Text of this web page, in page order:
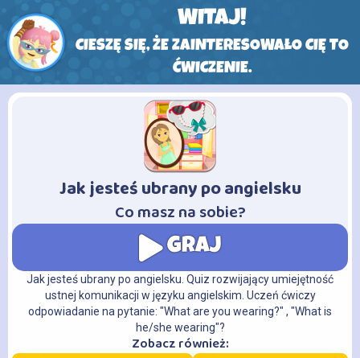
WITAJ!
CIESZĘ SIĘ, ŻE ZAINTERESOWAŁO CIĘ TO
ĆWICZENIE.
Jak jesteś ubrany po angielsku
- Co masz na sobie?
GRAJ
Jak jesteś ubrany po angielsku. Quiz rozwijający umiejętność
ustnej komunikacji w języku angielskim. Uczeń ćwiczy
odpowiadanie na pytanie: "What are you wearing?" , "What is
he/she wearing"?
Zobacz również: